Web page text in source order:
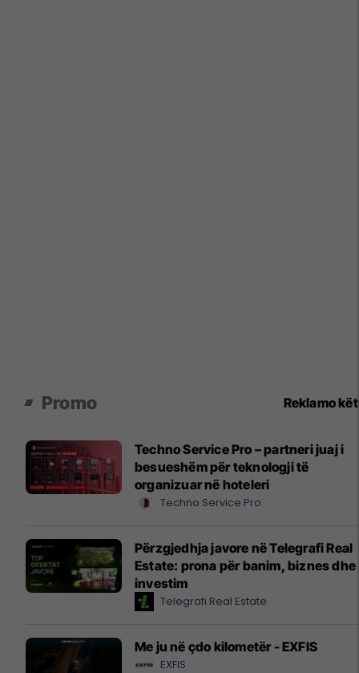
Promo Reklamo
Techno Service Pro – partneri juaj i
besueshëm për teknologji të
organizuar në hoteleri
Techno Service Pro
Përzgjedhja javore në Telegrafi Real
Estate: prona për banim, biznes dhe
investim
Telegrafi Real Estate
Me ju në çdo kilometër - EXFIS
EXFIS